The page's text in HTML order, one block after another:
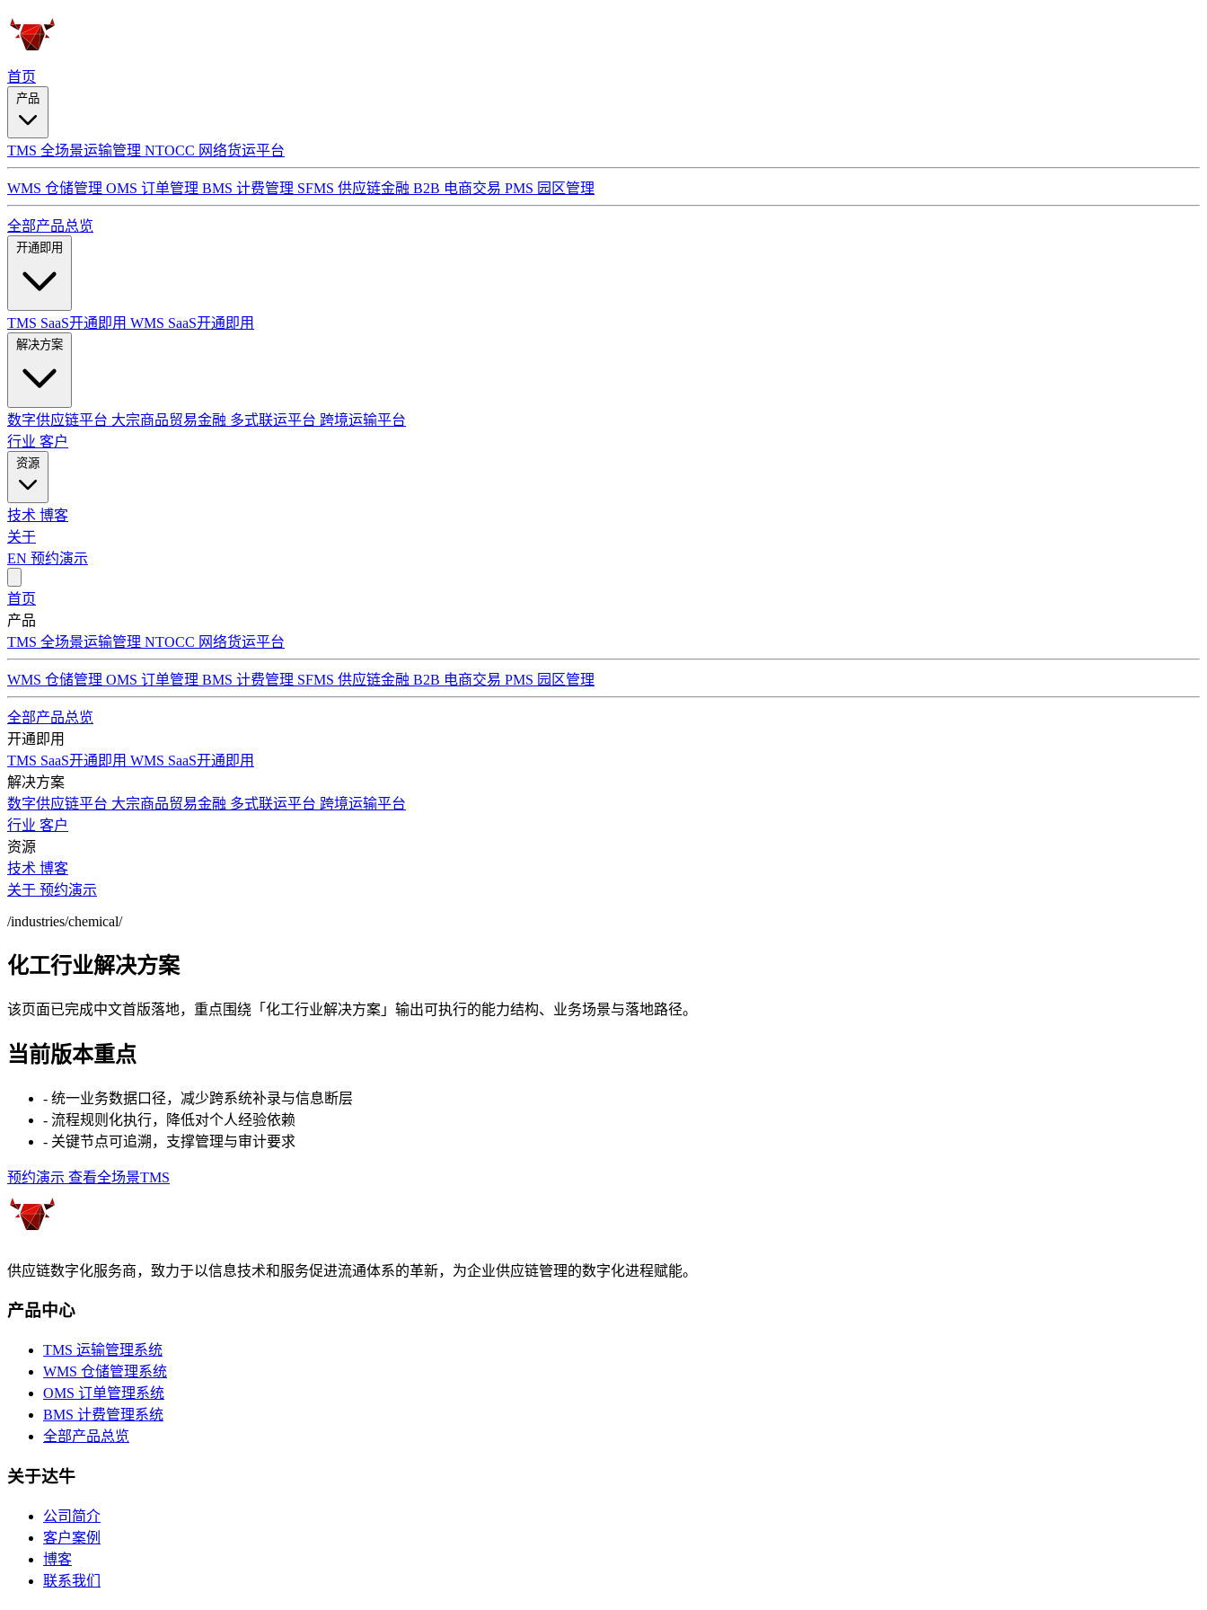
首页
TMS 全场景运输管理 NTOCC 网络货运平台
WMS 仓储管理 OMS 订单管理 BMS 计费管理 SFMS 供应链金融 B2B 电商交易 PMS 园区管理
全部产品总览
TMS SaaS开通即用 WMS SaaS开通即用
数字供应链平台 大宗商品贸易金融 多式联运平台 跨境运输平台
行业 客户
技术 博客
关于
EN 预约演示
首页
产品
TMS 全场景运输管理 NTOCC 网络货运平台
WMS 仓储管理 OMS 订单管理 BMS 计费管理 SFMS 供应链金融 B2B 电商交易 PMS 园区管理
全部产品总览
开通即用
TMS SaaS开通即用 WMS SaaS开通即用
解决方案
数字供应链平台 大宗商品贸易金融 多式联运平台 跨境运输平台
行业 客户
资源
技术 博客
关于 预约演示
/industries/chemical/
化工行业解决方案
该页面已完成中文首版落地，重点围绕「化工行业解决方案」输出可执行的能力结构、业务场景与落地路径。
当前版本重点
- 统一业务数据口径，减少跨系统补录与信息断层
- 流程规则化执行，降低对个人经验依赖
- 关键节点可追溯，支撑管理与审计要求
预约演示 查看全场景TMS
供应链数字化服务商，致力于以信息技术和服务促进流通体系的革新，为企业供应链管理的数字化进程赋能。
产品中心
TMS 运输管理系统
WMS 仓储管理系统
OMS 订单管理系统
BMS 计费管理系统
全部产品总览
关于达牛
公司简介
客户案例
博客
联系我们